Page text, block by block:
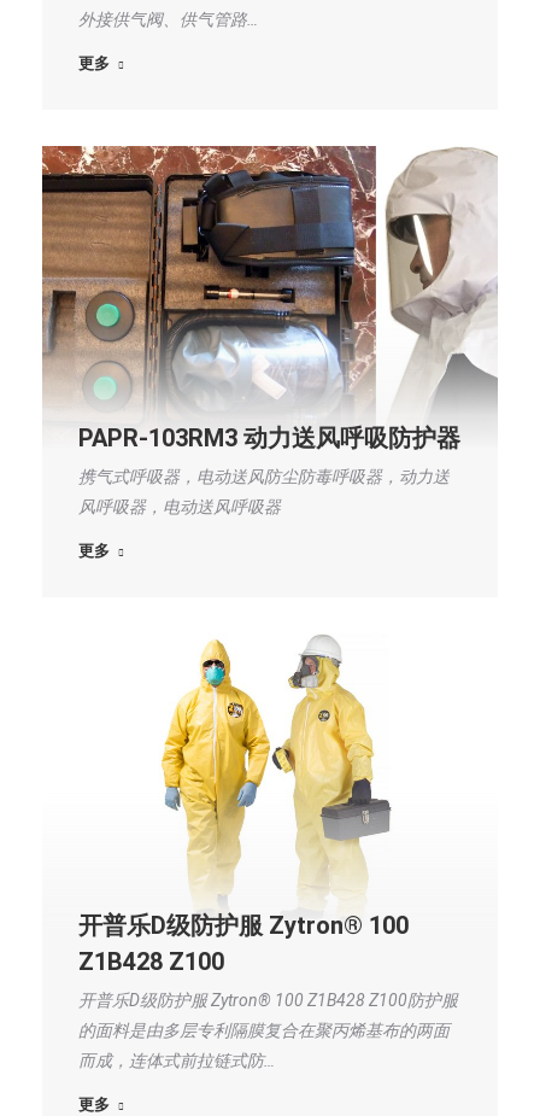
外接供气阀、供气管路…
更多
PAPR-103RM3 动力送风呼吸防护器
携气式呼吸器，电动送风防尘防毒呼吸器，动力送
风呼吸器，电动送风呼吸器
更多
开普乐D级防护服 Zytron® 100
Z1B428 Z100
开普乐D级防护服 Zytron® 100 Z1B428 Z100防护服
的面料是由多层专利隔膜复合在聚丙烯基布的两面
而成，连体式前拉链式防…
更多